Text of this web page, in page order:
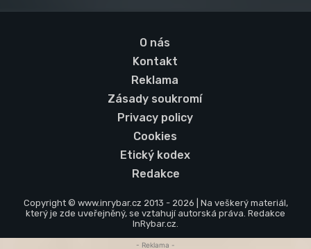
O nás
Kontakt
Reklama
Zásady soukromí
Privacy policy
Cookies
Etický kodex
Redakce
Copyright © www.inrybar.cz 2013 - 2026 | Na veškerý materiál,
který je zde uveřejněný, se vztahují autorská práva. Redakce
InRybar.cz.
- Reklama -